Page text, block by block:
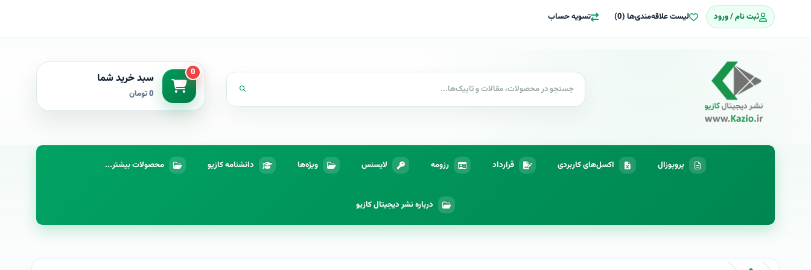
ثبت نام / ورود لیست علاقه‌مندی‌ها (0) تسویه حساب
0 سبد خرید شما
0 تومان
پروپوزال اکسل‌های کاربردی قرارداد رزومه لایسنس ویژه‌ها دانشنامه کازیو محصولات بیشتر...
درباره نشر دیجیتال کازیو